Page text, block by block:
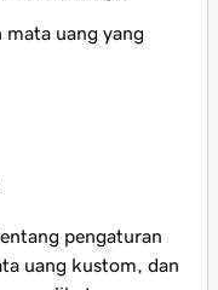
mata uang yang
pengaturan
uang kustom, dan